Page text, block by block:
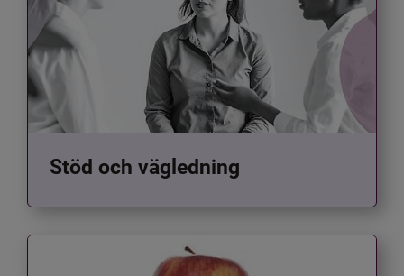
Stöd och vägledning